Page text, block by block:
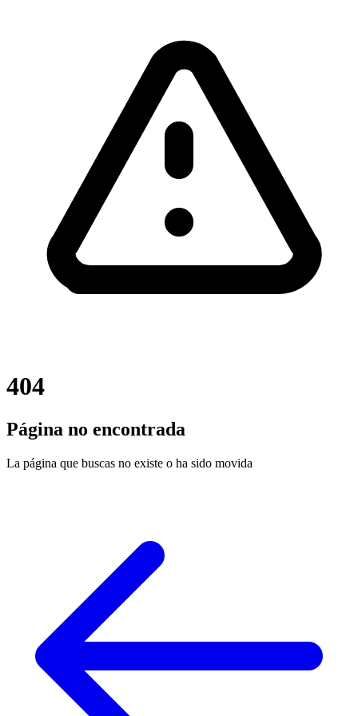
404
Página no encontrada
La página que buscas no existe o ha sido movida